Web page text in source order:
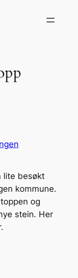
lite besøkt
kommune.
og
stein. Her